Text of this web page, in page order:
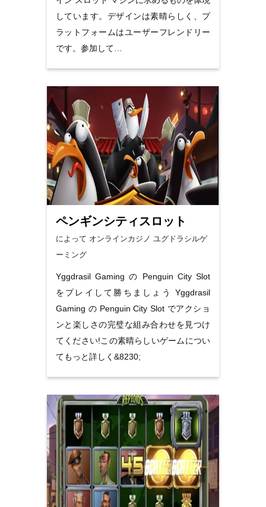
しています。デザインは素晴らしく、プ
ラットフォームはユーザーフレンドリー
です。参加して…
ペンギンシティスロット
によって オンラインカジノ ユグドラシルゲ
ーミング
Yggdrasil Gaming の Penguin City Slot
をプレイして勝ちましょう Yggdrasil
Gaming の Penguin City Slot でアクショ
ンと楽しさの完璧な組み合わせを見つけ
てください!この素晴らしいゲームについ
てもっと詳しく&8230;